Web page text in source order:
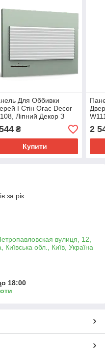
Для Оббивки
І Стін Orac Decor
Ліпний Декор З
₴
Купити
2
за рік
вулиця, 12,
Київська обл., Київ, Україна
18:00